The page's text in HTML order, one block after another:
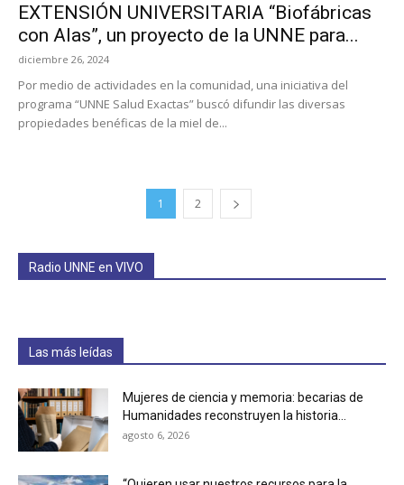
EXTENSIÓN UNIVERSITARIA “Biofábricas
con Alas”, un proyecto de la UNNE para...
diciembre 26, 2024
Por medio de actividades en la comunidad, una iniciativa del
programa “UNNE Salud Exactas” buscó difundir las diversas
propiedades benéficas de la miel de...
1 2
Radio UNNE en VIVO
Las más leídas
Mujeres de ciencia y memoria: becarias de
Humanidades reconstruyen la historia...
agosto 6, 2026